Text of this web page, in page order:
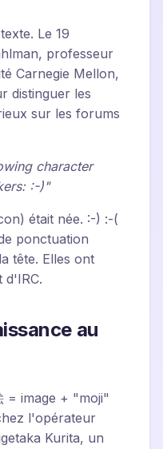
Le 19
professeur
Carnegie Mellon,
distinguer les
sur les forums
character
:-)"
était née. :-) :-(
ponctuation
tête. Elles ont
d'IRC.
au
= image + "moji"
l'opérateur
Kurita, un